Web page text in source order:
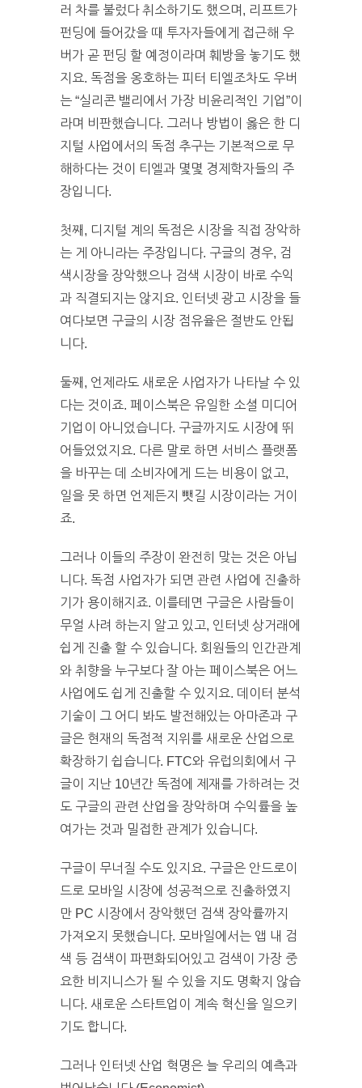
러 차를 불렀다 취소하기도 했으며, 리프트가
펀딩에 들어갔을 때 투자자들에게 접근해 우
버가 곧 펀딩 할 예정이라며 훼방을 놓기도 했
지요. 독점을 옹호하는 피터 티엘조차도 우버
는 “실리콘 밸리에서 가장 비윤리적인 기업”이
라며 비판했습니다. 그러나 방법이 옳은 한 디
지털 사업에서의 독점 추구는 기본적으로 무
해하다는 것이 티엘과 몇몇 경제학자들의 주
장입니다.
첫째, 디지털 계의 독점은 시장을 직접 장악하
는 게 아니라는 주장입니다. 구글의 경우, 검
색시장을 장악했으나 검색 시장이 바로 수익
과 직결되지는 않지요. 인터넷 광고 시장을 들
여다보면 구글의 시장 점유율은 절반도 안됩
니다.
둘째, 언제라도 새로운 사업자가 나타날 수 있
다는 것이죠. 페이스북은 유일한 소셜 미디어
기업이 아니었습니다. 구글까지도 시장에 뛰
어들었었지요. 다른 말로 하면 서비스 플랫폼
을 바꾸는 데 소비자에게 드는 비용이 없고,
일을 못 하면 언제든지 뺏길 시장이라는 거이
죠.
그러나 이들의 주장이 완전히 맞는 것은 아닙
니다. 독점 사업자가 되면 관련 사업에 진출하
기가 용이해지죠. 이를테면 구글은 사람들이
무얼 사려 하는지 알고 있고, 인터넷 상거래에
쉽게 진출 할 수 있습니다. 회원들의 인간관계
와 취향을 누구보다 잘 아는 페이스북은 어느
사업에도 쉽게 진출할 수 있지요. 데이터 분석
기술이 그 어디 봐도 발전해있는 아마존과 구
글은 현재의 독점적 지위를 새로운 산업으로
확장하기 쉽습니다. FTC와 유럽의회에서 구
글이 지난 10년간 독점에 제재를 가하려는 것
도 구글의 관련 산업을 장악하며 수익률을 높
여가는 것과 밀접한 관계가 있습니다.
구글이 무너질 수도 있지요. 구글은 안드로이
드로 모바일 시장에 성공적으로 진출하였지
만 PC 시장에서 장악했던 검색 장악률까지
가져오지 못했습니다. 모바일에서는 앱 내 검
색 등 검색이 파편화되어있고 검색이 가장 중
요한 비지니스가 될 수 있을 지도 명확지 않습
니다. 새로운 스타트업이 계속 혁신을 일으키
기도 합니다.
그러나 인터넷 산업 혁명은 늘 우리의 예측과